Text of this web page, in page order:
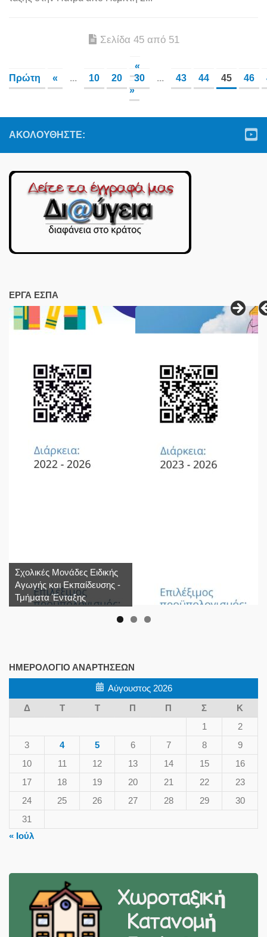
Σελίδα 45 από 51
«
Πρώτη
« ... 10 20 30 ... 43 44 45 46
»
ΑΚΟΛΟΥΘΉΣΤΕ:
ΕΡΓΑ ΕΣΠΑ
Σχολικές Μονάδες Ειδικής
Αγωγής και Εκπαίδευσης -
Τμήματα Ένταξης
ΗΜΕΡΟΛΌΓΙΟ ΑΝΑΡΤΉΣΕΩΝ
Αύγουστος 2026
Δ
Τ Τ Π Π Σ
Κ
1
2
3
4 5 6 7 8
9
10
11 12 13 14 15
16
17
18 19 20 21 22
23
24
25 26 27 28 29
30
31
« Ιούλ